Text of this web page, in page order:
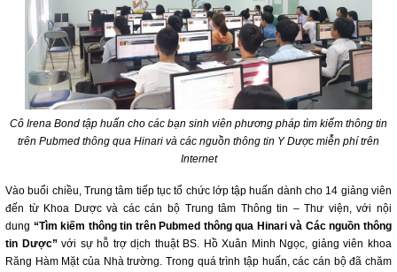
Cô Irena Bond tập huấn cho các bạn sinh viên phương pháp tìm kiếm thông tin
trên Pubmed thông qua Hinari và các nguồn thông tin Y Dược miễn phí trên
Internet
Vào buổi chiều, Trung tâm tiếp tục tổ chức lớp tập huấn dành cho 14 giảng viên
đến từ Khoa Dược và các cán bộ Trung tâm Thông tin – Thư viện, với nội
dung “Tìm kiếm thông tin trên Pubmed thông qua Hinari và Các nguồn thông
tin Dược”với sự hỗ trợ dịch thuật BS. Hồ Xuân Minh Ngọc, giảng viên khoa
Răng Hàm Mặt của Nhà trường. Trong quá trình tập huấn, các cán bộ đã chăm